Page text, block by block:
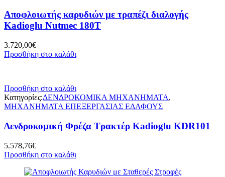
Αποφλοιωτής καρυδιών με τραπέζι διαλογής
Kadioglu Nutmec 180T
3.720,00€
Προσθήκη στο καλάθι
Προσθήκη στο καλάθι
Κατηγορίες:ΔΕΝΔΡΟΚΟΜΙΚΑ ΜΗΧΑΝΗΜΑΤΑ,
ΜΗΧΑΝΗΜΑΤΑ ΕΠΕΞΕΡΓΑΣΙΑΣ ΕΔΑΦΟΥΣ
Δενδροκομική Φρέζα Τρακτέρ Kadioglu KDR101
5.578,76€
Προσθήκη στο καλάθι